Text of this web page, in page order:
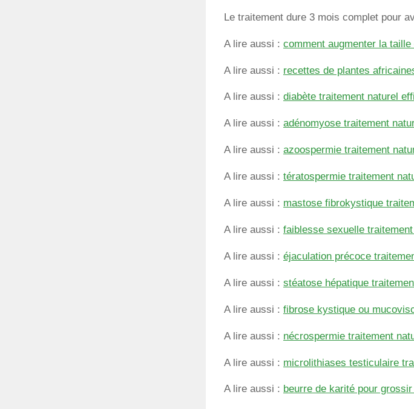
Le traitement dure 3 mois complet pour
A lire aussi : comment augmenter la
A lire aussi : recettes de plantes
A lire aussi : diabète traitement naturel
A lire aussi : adénomyose traitement
A lire aussi : azoospermie traitement
A lire aussi : tératospermie traitement
A lire aussi : mastose fibrokystique
A lire aussi : faiblesse sexuelle
A lire aussi : éjaculation précoce
A lire aussi : stéatose hépatique
A lire aussi : fibrose kystique ou
A lire aussi : nécrospermie traitement
A lire aussi : microlithiases testiculaire
A lire aussi : beurre de karité pour